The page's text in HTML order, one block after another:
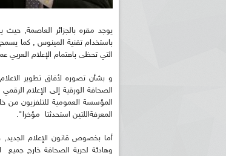
يوجد مقره بالجزائر العاصمة, حيث
باستخدام تقنية المينوس , كما يسمح
التي تحظى باهتمام الإعلام العربي
و بشأن تصوره لأفاق تطوير
الصحافة الورقية إلى الإعلام
المؤسسة العمومية للتلفزيون من
المعرفةاللتين استحدثتا مؤخرا".
أما بخصوص قانون الإعلام
وهادئة لحرية الصحافة خارج